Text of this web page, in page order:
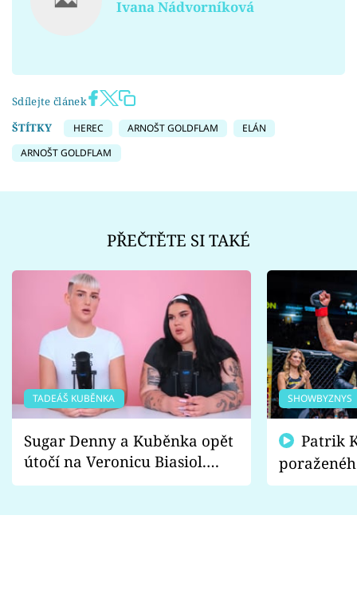
Ivana Nádvorníková
Sdílejte článek
ŠTÍTKY
HEREC ARNOŠT GOLDFLAM
ELÁN
ARNOŠT GOLDFLAM
PŘEČTĚTE SI TAKÉ
TADEÁŠ KUBĚNKA
Sugar Denny a Kuběnka opět
útočí na Veronicu Biasiol.
Proč je podle nich falešná a
SHOWBYZNYS
fanoušci